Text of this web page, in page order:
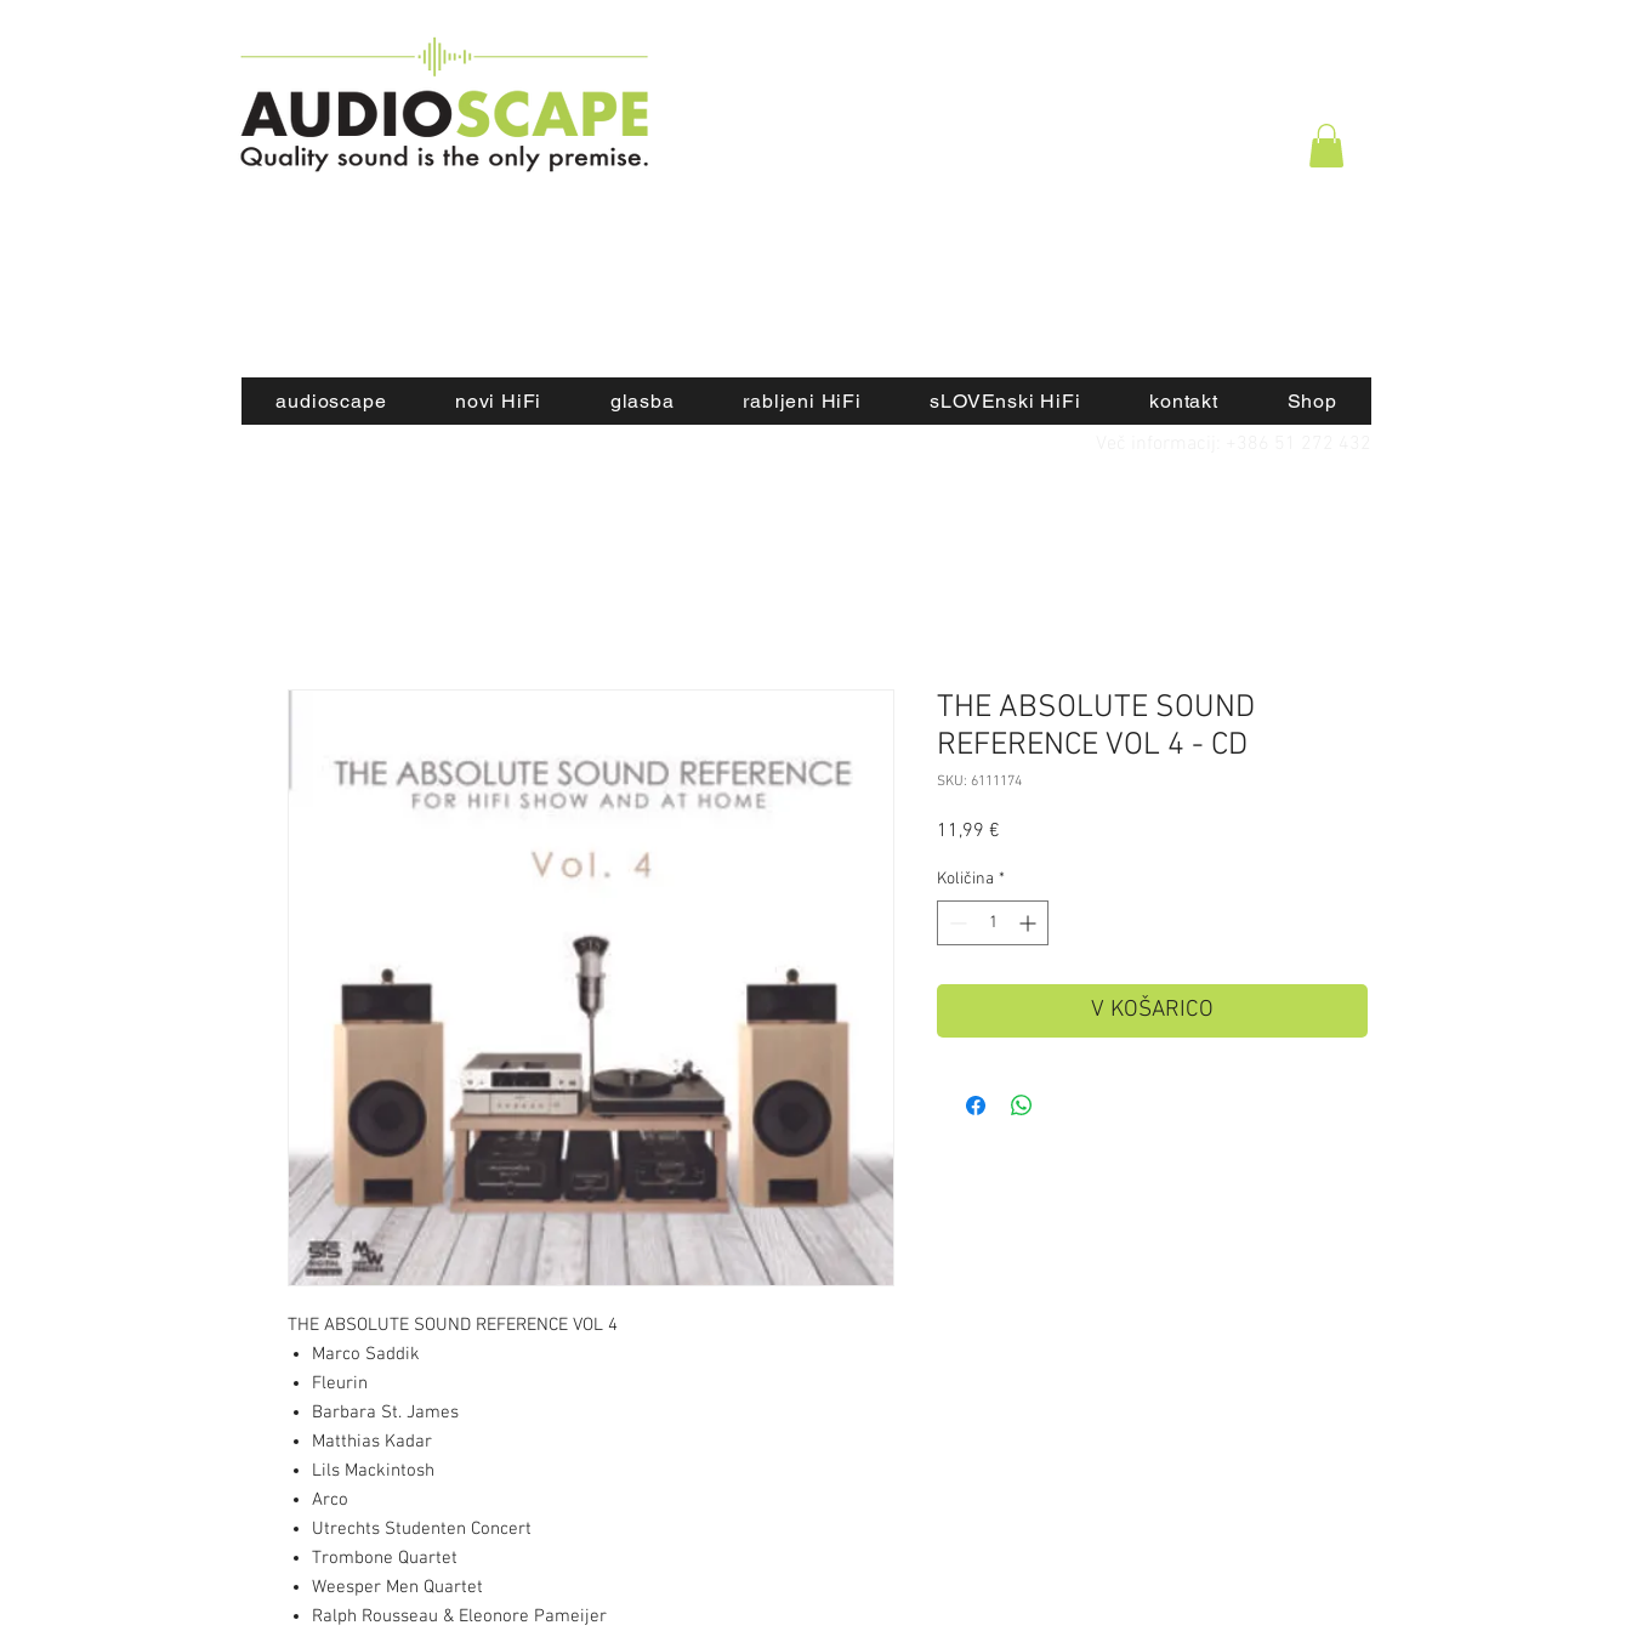
audioscape novi HiFi glasba rabljeni HiFi sLOVEnski HiFi kontakt Shop
THE ABSOLUTE SOUND REFERENCE VOL 4
Marco Saddik
Fleurin
Barbara St. James
Matthias Kadar
Lils Mackintosh
Arco
Utrechts Studenten Concert
Trombone Quartet
Weesper Men Quartet
Ralph Rousseau & Eleonore Pameijer
THE ABSOLUTE SOUND
REFERENCE VOL 4 - CD
SKU: 6111174
11,99 €
Količina *
V KOŠARICO